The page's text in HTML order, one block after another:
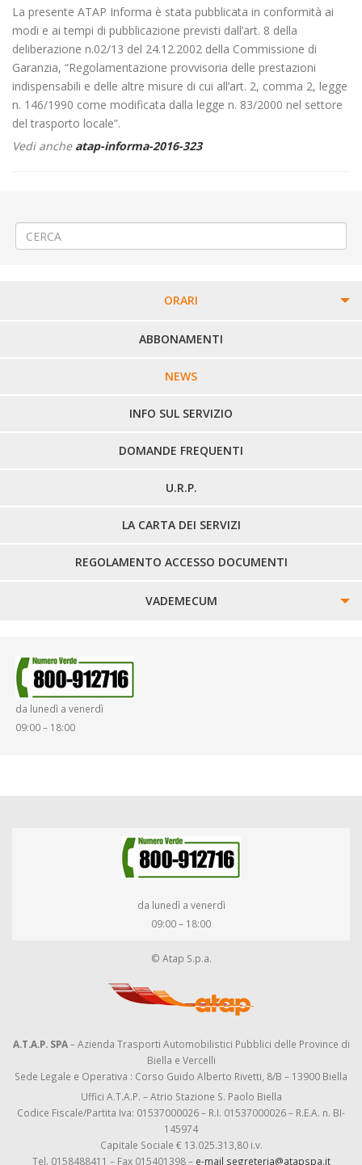
La presente ATAP Informa è stata pubblicata in conformità ai
modi e ai tempi di pubblicazione previsti dall’art. 8 della
deliberazione n.02/13 del 24.12.2002 della Commissione di
Garanzia, “Regolamentazione provvisoria delle prestazioni
indispensabili e delle altre misure di cui all’art. 2, comma 2, legge
n. 146/1990 come modificata dalla legge n. 83/2000 nel settore
del trasporto locale”.
Vedi anche atap-informa-2016-323
ORARI
PERCORSI URBANI IN BIELLA
LINEE URBANE VERCELLI
LINEE EXTRAURBANE
ABBONAMENTI
NEWS
INFO SUL SERVIZIO
DOMANDE FREQUENTI
U.R.P.
LA CARTA DEI SERVIZI
REGOLAMENTO ACCESSO DOCUMENTI
VADEMECUM
SMARRIMENTO OGGETTI
da lunedì a venerdì
09:00 – 18:00
da lunedì a venerdì
09:00 – 18:00
© Atap S.p.a.
A.T.A.P. SPA– Azienda Trasporti Automobilistici Pubblici delle Province di
Biella e Vercelli
Sede Legale e Operativa : Corso Guido Alberto Rivetti, 8/B – 13900 Biella
Uffici A.T.A.P. – Atrio Stazione S. Paolo Biella
Codice Fiscale/Partita Iva: 01537000026 – R.I. 01537000026 – R.E.A. n. BI-
145974
Capitale Sociale € 13.025.313,80 i.v.
Tel. 0158488411 – Fax 015401398 – e-mail segreteria@atapspa.it